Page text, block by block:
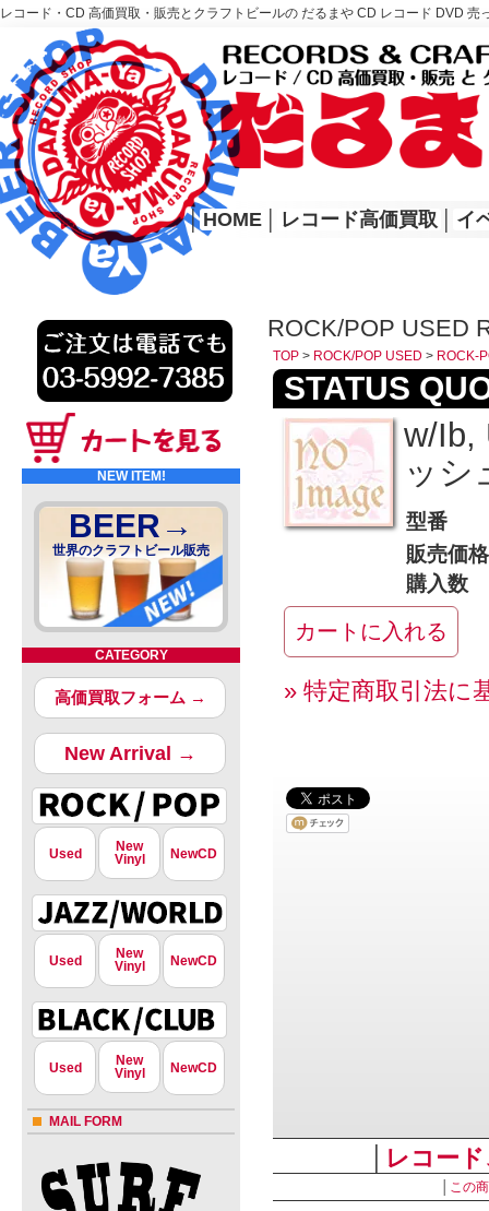
レコード・CD 高価買取・販売とクラフトビールの だるまや CD レコード DVD
レコード高価買取はこちら
HOME
│ HOME レコード高価買取 イ
NEW ITEM!
BEER→
世界のクラフトビール販売
CATEGORY
高価買取フォーム →
New Arrival →
Used
New
Vinyl
NewCD
Used
New
Vinyl
NewCD
Used
New
Vinyl
NewCD
MAIL FORM
ROCK/POP USED
TOP > ROCK/POP USED > ROCK-
STATUS
w/Ib,
ッシ
型番
販売価格
購入数
» 特定商取引法に
レコー
この